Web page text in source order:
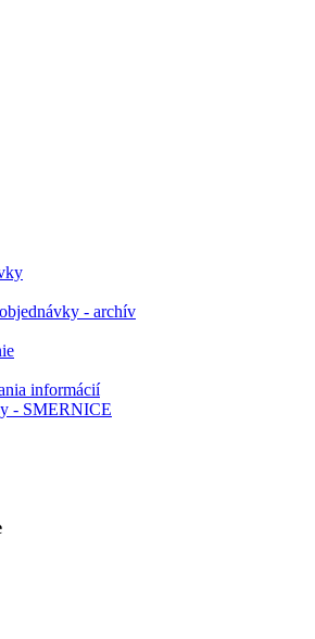
- archív
informácií
- SMERNICE